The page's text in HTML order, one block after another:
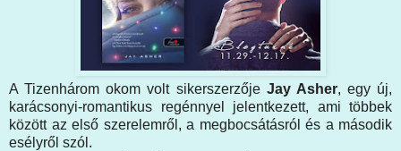
A Tizenhárom okom volt sikerszerzője Jay Asher, egy új,
karácsonyi-romantikus regénnyel jelentkezett, ami többek
között az első szerelemről, a megbocsátásról és a második
esélyről szól.